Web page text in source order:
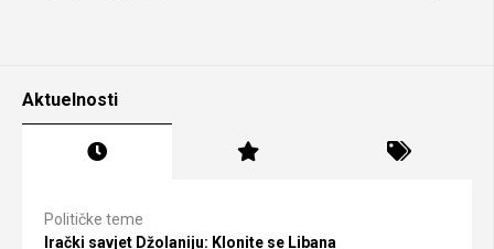
Aktuelnosti
Političke teme
Irački savjet Džolaniju: Klonite se Libana